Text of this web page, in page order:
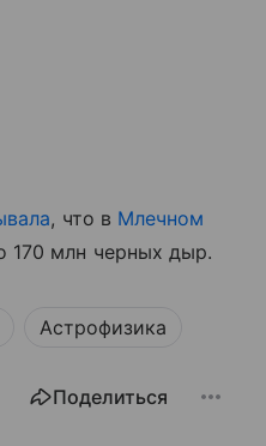
, что в Млечном
170 млн черных дыр.
Астрофизика
Поделиться